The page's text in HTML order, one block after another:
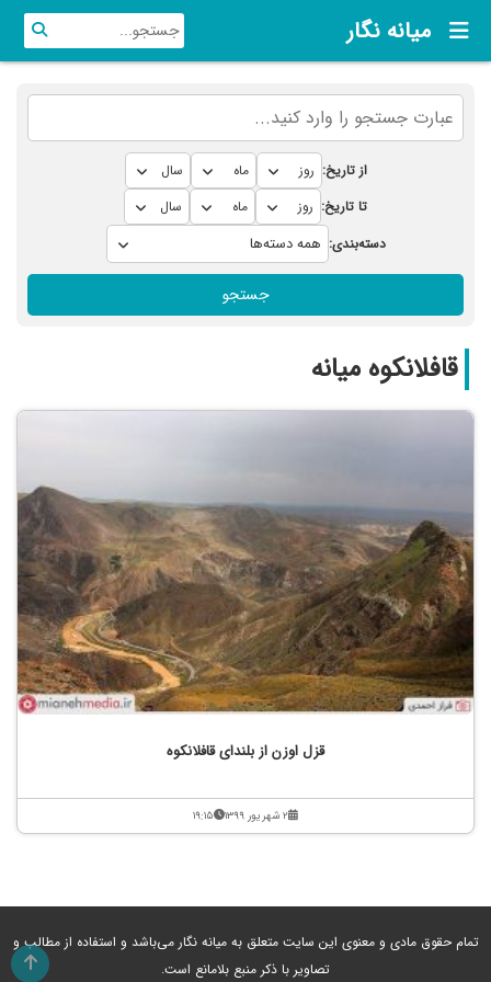
میانه نگار
از تاریخ:
تا تاریخ:
دسته‌بندی:
جستجو
قافلانکوه میانه
قزل اوزن از بلندای قافلانکوه
۲ شهریور ۱۳۹۹ ۱۹:۱۵
تمام حقوق مادی و معنوی این سایت متعلق به میانه نگار می‌باشد و استفاده از مطالب و
تصاویر با ذکر منبع بلامانع است.